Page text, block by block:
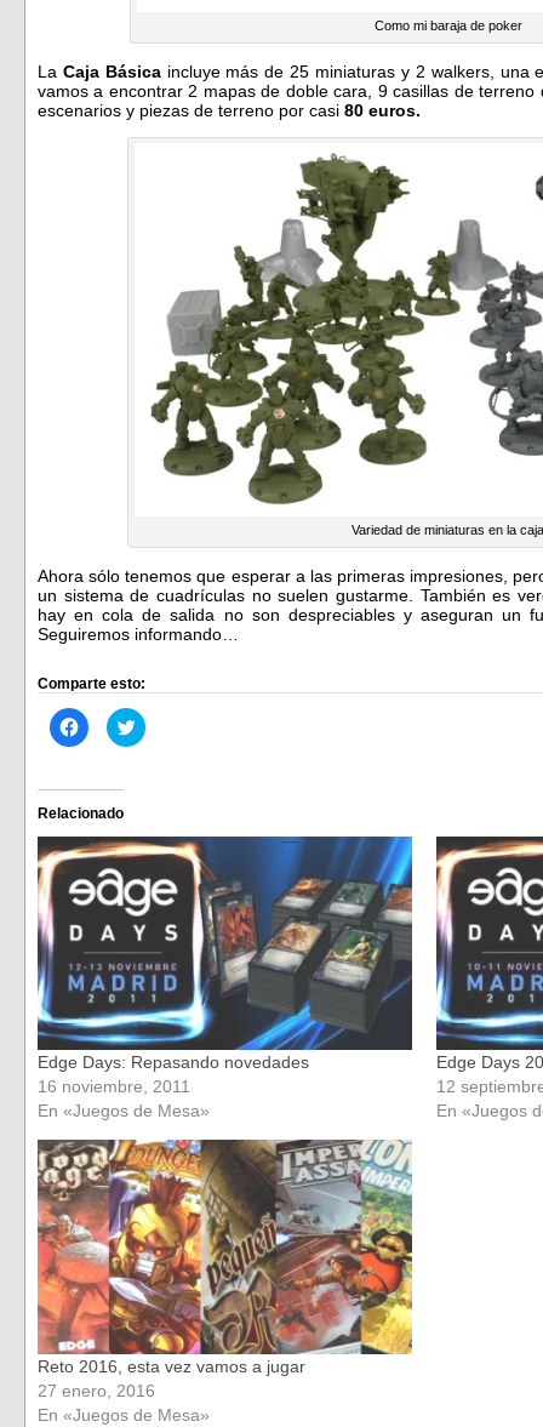
Como mi baraja de poker
La Caja Básicaincluye más de 25 miniaturas y 2 walkers, una
vamos a encontrar 2 mapas de doble cara, 9 casillas de
escenarios y piezas de terreno por casi 80 euros.
Variedad de miniaturas en la
Ahora sólo tenemos que esperar a las primeras impresiones,
un sistema de cuadrículas no suelen gustarme. También es
hay en cola de salida no son despreciables y aseguran un
Seguiremos informando…
Comparte esto:
Haz
clic
Facebook
(Se
abre
en
una
ventana
nueva)
Haz
clic
en
una
ventana
nueva)
Relacionado
Edge Days: Repasando novedades
16 noviembre, 2011
En «Juegos de Mesa»
Edge Days
12
En «Juegos
Reto 2016, esta vez vamos a jugar
27 enero, 2016
En «Juegos de Mesa»